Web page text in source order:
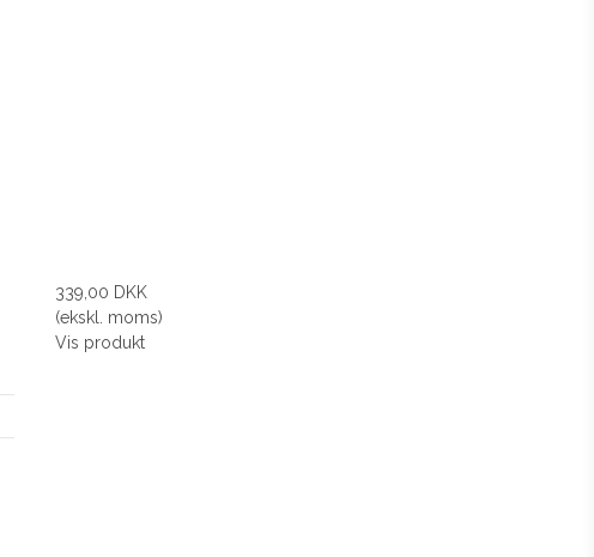
339,00 DKK
(ekskl. moms)
Vis produkt